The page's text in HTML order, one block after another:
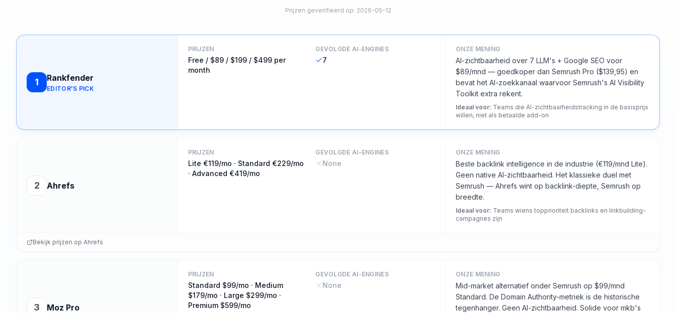
Prijzen geverifieerd op: 2026-05-12
1 Rankfender
EDITOR'S PICK
PRIJZEN
Free / $89 / $199 / $499 per
month
GEVOLGDE AI-ENGINES
7
ONZE MENING
AI-zichtbaarheid over 7 LLM's + Google SEO voor
$89/mnd — goedkoper dan Semrush Pro ($139,95) en
bevat het AI-zoekkanaal waarvoor Semrush's AI Visibility
Toolkit extra rekent.
Ideaal voor: Teams die AI-zichtbaarheidstracking in de basisprijs
willen, niet als betaalde add-on
2 Ahrefs
PRIJZEN
Lite €119/mo · Standard €229/mo
· Advanced €419/mo
GEVOLGDE AI-ENGINES
None
ONZE MENING
Beste backlink intelligence in de industrie (€119/mnd Lite).
Geen native AI-zichtbaarheid. Het klassieke duel met
Semrush — Ahrefs wint op backlink-diepte, Semrush op
breedte.
Ideaal voor: Teams wiens topprioriteit backlinks en linkbuilding-
campagnes zijn
Bekijk prijzen op Ahrefs
3 Moz Pro
PRIJZEN
Standard $99/mo · Medium
$179/mo · Large $299/mo ·
Premium $599/mo
GEVOLGDE AI-ENGINES
None
ONZE MENING
Mid-market alternatief onder Semrush op $99/mnd
Standard. De Domain Authority-metriek is de historische
tegenhanger. Geen AI-zichtbaarheid. Solide voor mkb's